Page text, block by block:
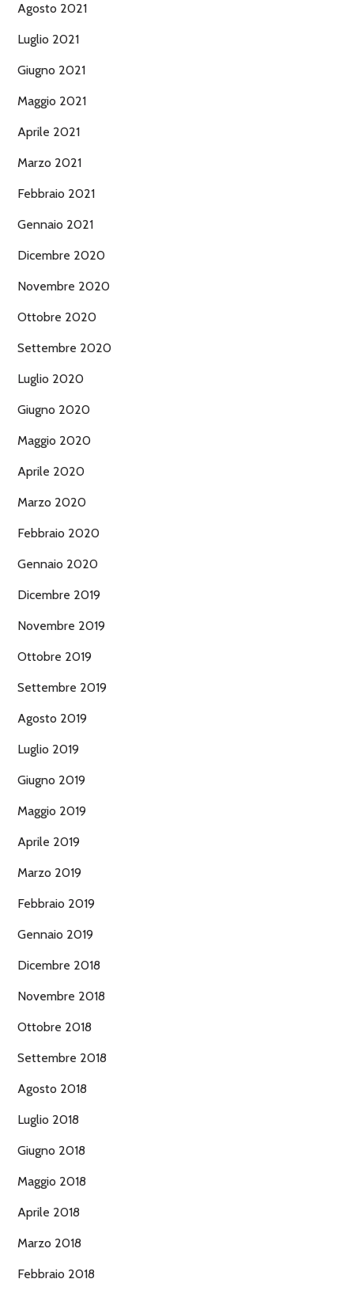
Agosto 2021
Luglio 2021
Giugno 2021
Maggio 2021
Aprile 2021
Marzo 2021
Febbraio 2021
Gennaio 2021
Dicembre 2020
Novembre 2020
Ottobre 2020
Settembre 2020
Luglio 2020
Giugno 2020
Maggio 2020
Aprile 2020
Marzo 2020
Febbraio 2020
Gennaio 2020
Dicembre 2019
Novembre 2019
Ottobre 2019
Settembre 2019
Agosto 2019
Luglio 2019
Giugno 2019
Maggio 2019
Aprile 2019
Marzo 2019
Febbraio 2019
Gennaio 2019
Dicembre 2018
Novembre 2018
Ottobre 2018
Settembre 2018
Agosto 2018
Luglio 2018
Giugno 2018
Maggio 2018
Aprile 2018
Marzo 2018
Febbraio 2018